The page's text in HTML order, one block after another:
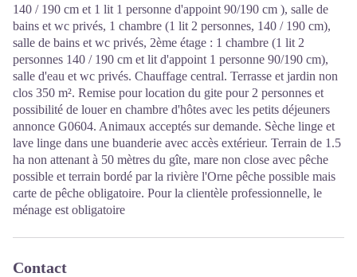
140 / 190 cm et 1 lit 1 personne d'appoint 90/190 cm ), salle de
bains et wc privés, 1 chambre (1 lit 2 personnes, 140 / 190 cm),
salle de bains et wc privés, 2ème étage : 1 chambre (1 lit 2
personnes 140 / 190 cm et lit d'appoint 1 personne 90/190 cm),
salle d'eau et wc privés. Chauffage central. Terrasse et jardin non
clos 350 m². Remise pour location du gite pour 2 personnes et
possibilité de louer en chambre d'hôtes avec les petits déjeuners
annonce G0604. Animaux acceptés sur demande. Sèche linge et
lave linge dans une buanderie avec accès extérieur. Terrain de 1.5
ha non attenant à 50 mètres du gîte, mare non close avec pêche
possible et terrain bordé par la rivière l'Orne pêche possible mais
carte de pêche obligatoire. Pour la clientèle professionnelle, le
ménage est obligatoire
Contact